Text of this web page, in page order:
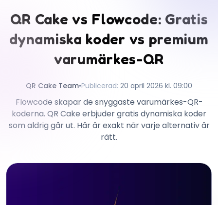
Docs
Hjälp
QR Cake vs Flowcode: Gratis
dynamiska koder vs premium
varumärkes-QR
QR Cake Team•Publicerad: 20 april 2026 kl. 09:00
Flowcode skapar de snyggaste varumärkes-QR-
koderna. QR Cake erbjuder gratis dynamiska koder
som aldrig går ut. Här är exakt när varje alternativ är
rätt.